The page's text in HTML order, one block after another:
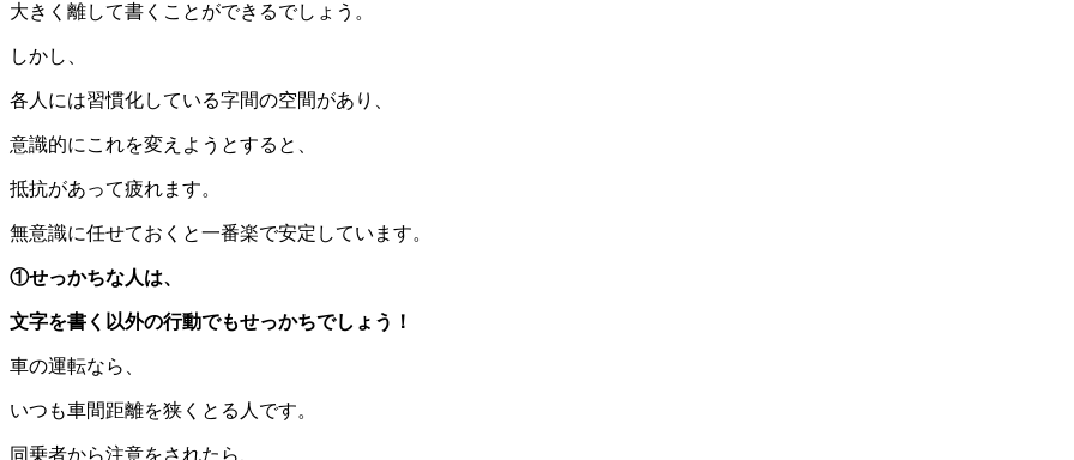
大きく離して書くことができるでしょう。
しかし、
各人には習慣化している字間の空間があり、
意識的にこれを変えようとすると、
抵抗があって疲れます。
無意識に任せておくと一番楽で安定しています。
①せっかちな人は、
文字を書く以外の行動でもせっかちでしょう！
車の運転なら、
いつも車間距離を狭くとる人です。
同乗者から注意をされたら、